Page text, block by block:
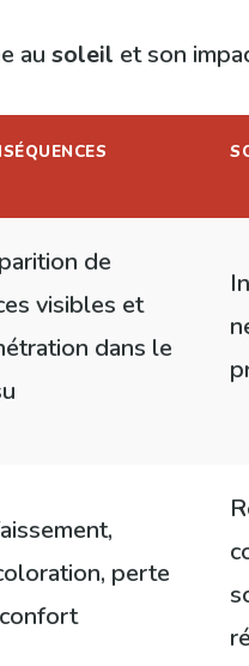
ausoleil et son
de
visibles et
dans le
perte